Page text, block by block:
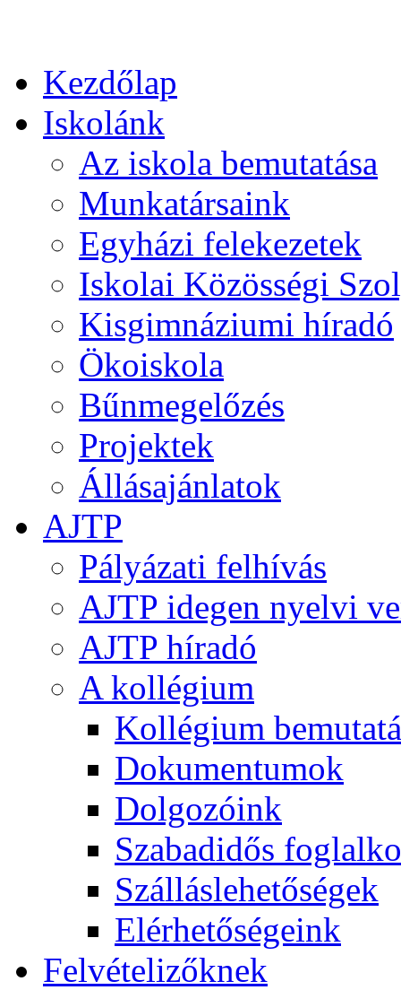
Kezdőlap
Iskolánk
Az iskola bemutatása
Munkatársaink
Egyházi felekezetek
Iskolai Közösségi
Kisgimnáziumi híradó
Ökoiskola
Bűnmegelőzés
Projektek
Állásajánlatok
AJTP
Pályázati felhívás
AJTP idegen nyelvi
AJTP híradó
A kollégium
Kollégium
Dokumentumok
Dolgozóink
Szabadidős
Szálláslehetőségek
Elérhetőségeink
Felvételizőknek